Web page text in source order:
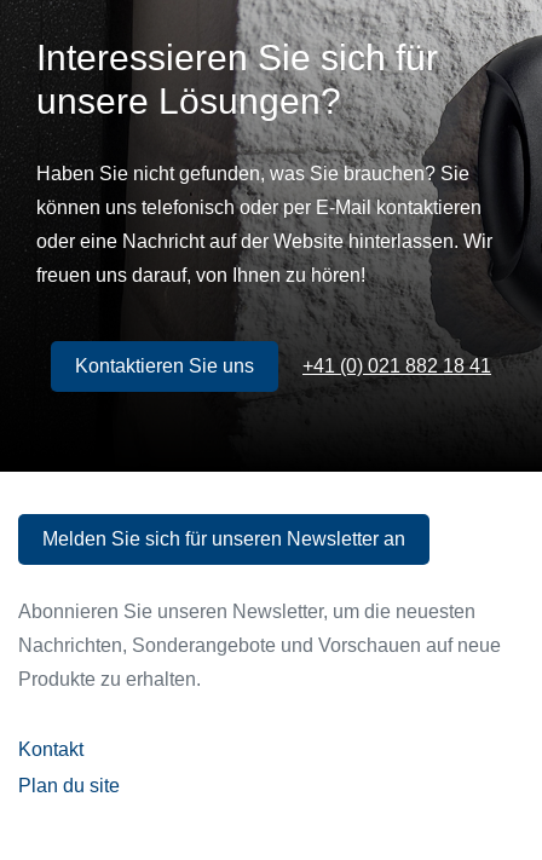
Interessieren Sie sich für
unsere Lösungen?
Haben Sie nicht gefunden, was Sie brauchen? Sie
können uns telefonisch oder per E-Mail kontaktieren
oder eine Nachricht auf der Website hinterlassen. Wir
freuen uns darauf, von Ihnen zu hören!
Kontaktieren Sie uns +41 (0) 021 882 18 41
Melden Sie sich für unseren Newsletter an
Abonnieren Sie unseren Newsletter, um die neuesten
Nachrichten, Sonderangebote und Vorschauen auf neue
Produkte zu erhalten.
Kontakt
Plan du site